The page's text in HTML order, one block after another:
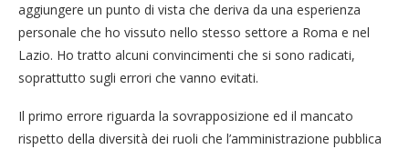
aggiungere un punto di vista che deriva da una esperienza
personale che ho vissuto nello stesso settore a Roma e nel
Lazio. Ho tratto alcuni convincimenti che si sono radicati,
soprattutto sugli errori che vanno evitati.
Il primo errore riguarda la sovrapposizione ed il mancato
rispetto della diversità dei ruoli che l’amministrazione pubblica